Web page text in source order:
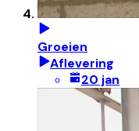
Groeien
Aflevering
20 jan